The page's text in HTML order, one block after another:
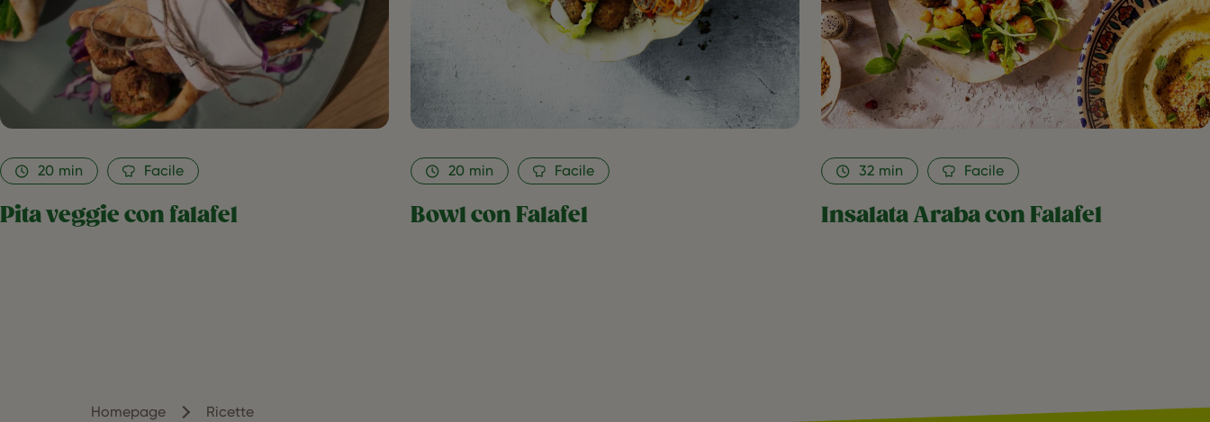
Pita veggie con falafel
20 min Facile
Bowl con Falafel
20 min Facile
Insalata Araba con Falafel
32 min Facile
Homepage Ricette